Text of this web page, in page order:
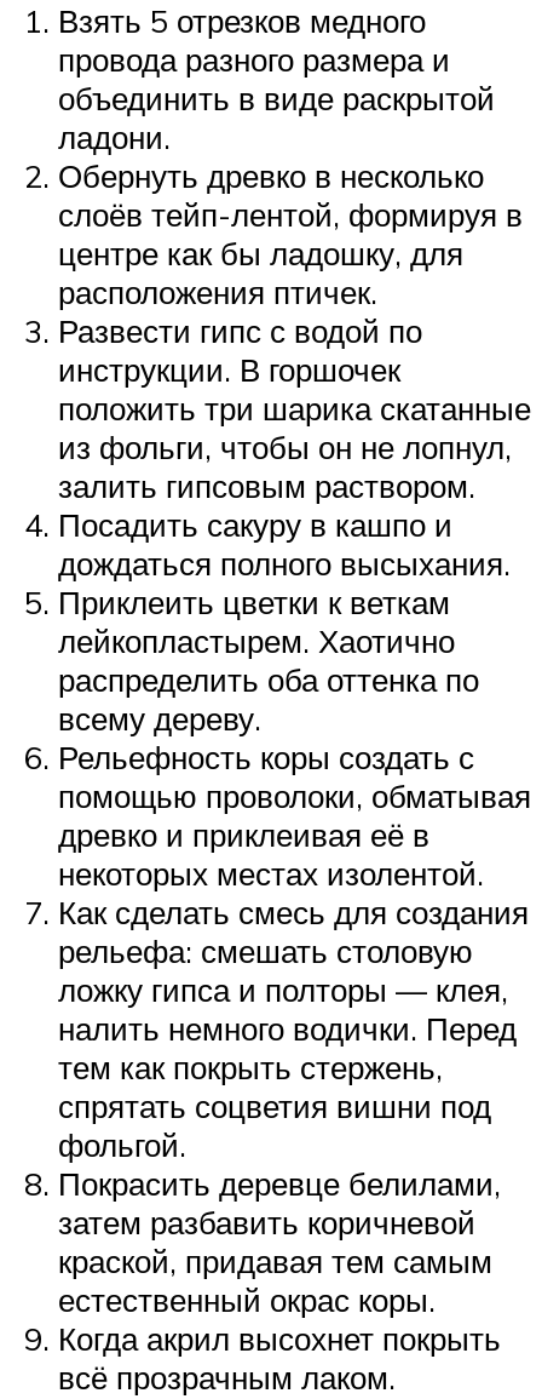
Взять 5 отрезков медного
провода разного размера и
объединить в виде раскрытой
ладони.
Обернуть древко в несколько
слоёв тейп-лентой, формируя в
центре как бы ладошку, для
расположения птичек.
Развести гипс с водой по
инструкции. В горшочек
положить три шарика скатанные
из фольги, чтобы он не лопнул,
залить гипсовым раствором.
Посадить сакуру в кашпо и
дождаться полного высыхания.
Приклеить цветки к веткам
лейкопластырем. Хаотично
распределить оба оттенка по
всему дереву.
Рельефность коры создать с
помощью проволоки, обматывая
древко и приклеивая её в
некоторых местах изолентой.
Как сделать смесь для создания
рельефа: смешать столовую
ложку гипса и полторы — клея,
налить немного водички. Перед
тем как покрыть стержень,
спрятать соцветия вишни под
фольгой.
Покрасить деревце белилами,
затем разбавить коричневой
краской, придавая тем самым
естественный окрас коры.
Когда акрил высохнет покрыть
всё прозрачным лаком.